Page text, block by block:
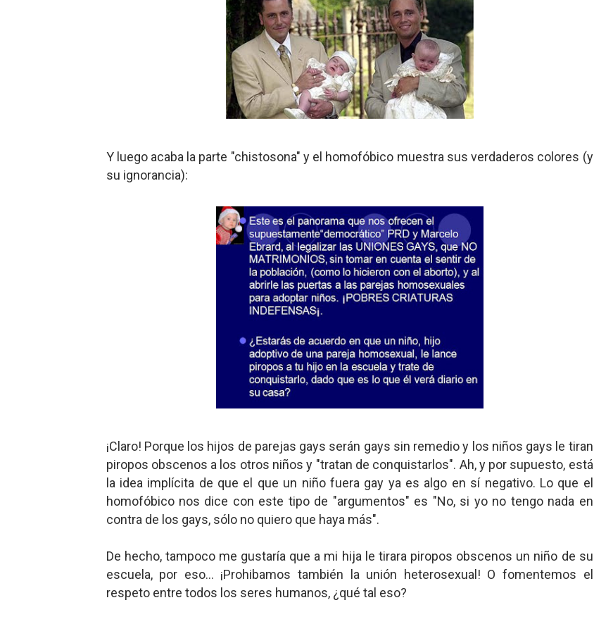
Y luego acaba la parte "chistosona" y el homofóbico muestra sus verdaderos colores (y
su ignorancia):
¡Claro! Porque los hijos de parejas gays serán gays sin remedio y los niños gays le tiran
piropos obscenos a los otros niños y "tratan de conquistarlos". Ah, y por supuesto, está
la idea implícita de que el que un niño fuera gay ya es algo en sí negativo. Lo que el
homofóbico nos dice con este tipo de "argumentos" es "No, si yo no tengo nada en
contra de los gays, sólo no quiero que haya más".
De hecho, tampoco me gustaría que a mi hija le tirara piropos obscenos un niño de su
escuela, por eso... ¡Prohibamos también la unión heterosexual! O fomentemos el
respeto entre todos los seres humanos, ¿qué tal eso?